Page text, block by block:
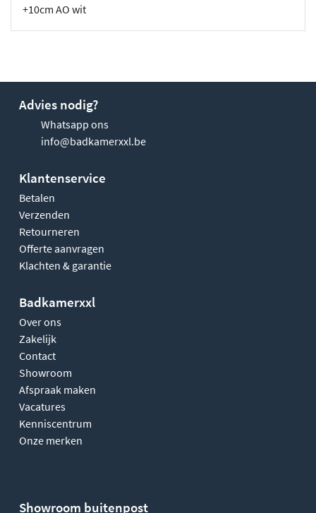
+10cm AO wit
Advies nodig?
Whatsapp ons
info@badkamerxxl.be
Klantenservice
Betalen
Verzenden
Retourneren
Offerte aanvragen
Klachten & garantie
Badkamerxxl
Over ons
Zakelijk
Contact
Showroom
Afspraak maken
Vacatures
Kenniscentrum
Onze merken
Showroom buitenpost